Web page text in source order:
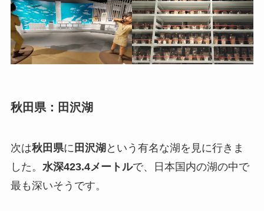
秋田県：田沢湖
次は秋田県に 田沢湖 という有名な湖を見に行きま
した。 水深423.4メートルで、日本国内の湖の中で
最も深いそうです。